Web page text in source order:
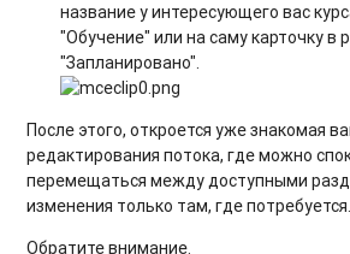
название у интересующего вас
"Обучение" или на саму карточку в
"Запланировано".
После этого, откроется уже знакомая
редактирования потока, где можно
перемещаться между доступными
изменения только там, где потребуется.
Обратите внимание.